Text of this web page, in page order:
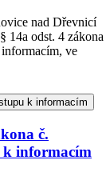
nad Dřevnicí
14a odst. 4 zákona
ve
k informacím
č.
k informacím